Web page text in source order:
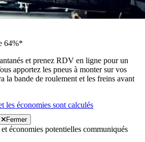
64%*
et prenez RDV en ligne pour un
apportez les pneus à monter sur vos
la bande de roulement et les freins avant
les économies sont calculés
Fermer
économies potentielles communiqués